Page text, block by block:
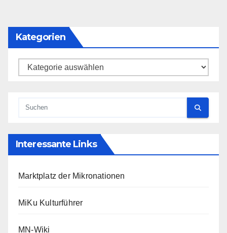
Beiträge
Kategorien
Kategorien
Interessante Links
Marktplatz der Mikronationen
MiKu Kulturführer
MN-Wiki